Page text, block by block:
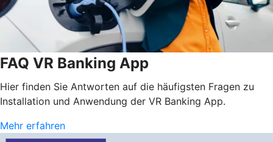
FAQ VR Banking App
Hier finden Sie Antworten auf die häufigsten Fragen zu
Installation und Anwendung der VR Banking App.
Mehr erfahren